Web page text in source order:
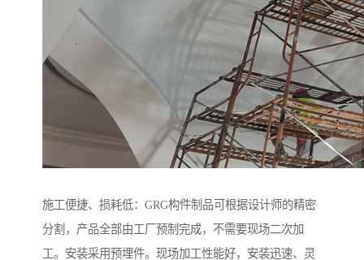
施工便捷、损耗低：GRG构件制品可根据设计师的精密
分割，产品全部由工厂预制完成，不需要现场二次加
工。安装采用预埋件。现场加工性能好，安装迅速、灵